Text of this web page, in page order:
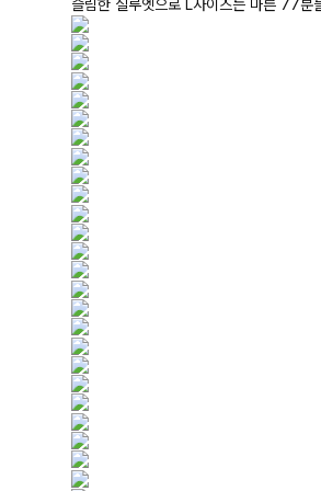
슬림한 실루엣으로 L사이즈는 마른 77분